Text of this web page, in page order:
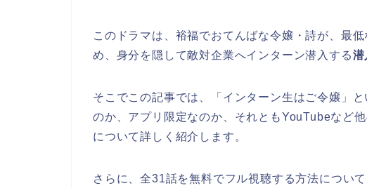
このドラマは、裕福でおてんばな令嬢・詩が、最
め、身分を隠して敵対企業へインターン潜入する潜
そこでこの記事では、 「インターン生はご令嬢」
のか、アプリ限定なのか、それともYouTubeなど
について詳しく紹介します。
さらに、全31話を無料でフル視聴する方法について